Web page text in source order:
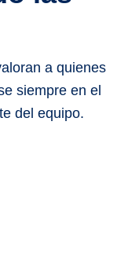
a quienes
siempre en el
del equipo.